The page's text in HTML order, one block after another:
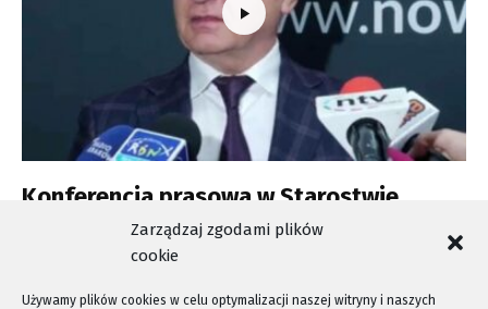
Zarządzaj zgodami plików
cookie
Używamy plików cookies w celu optymalizacji naszej witryny i naszych
Konferencja prasowa w Starostwie
Powiatowym